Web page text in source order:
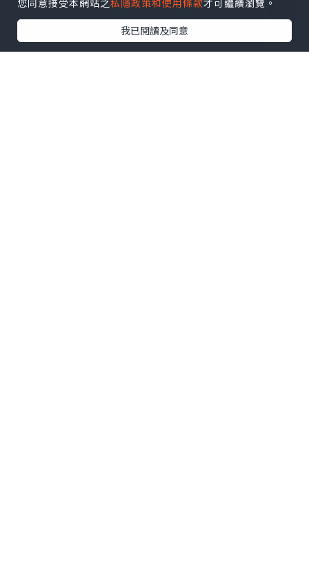
您同意接受本網站之私隱政策和使用條款才可繼續瀏覽。
我已閱讀及同意